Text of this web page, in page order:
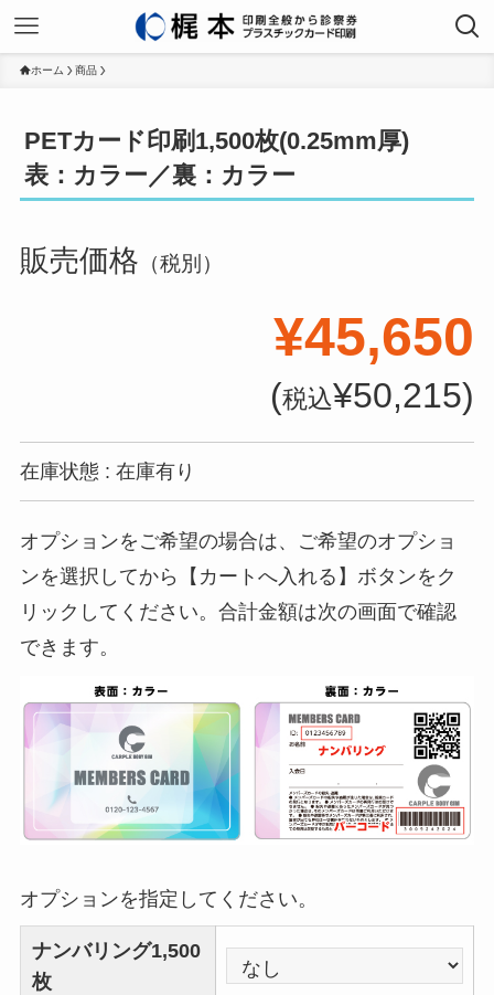
ホーム 商品
PETカード印刷1,500枚(0.25mm厚)
表：カラー／裏：カラー
販売価格 （税別）
¥45,650
(税込¥50,215)
在庫状態 : 在庫有り
オプションをご希望の場合は、ご希望のオプショ
ンを選択してから【カートへ入れる】ボタンをク
リックしてください。合計金額は次の画面で確認
できます。
オプションを指定してください。
ナンバリング1,500
枚